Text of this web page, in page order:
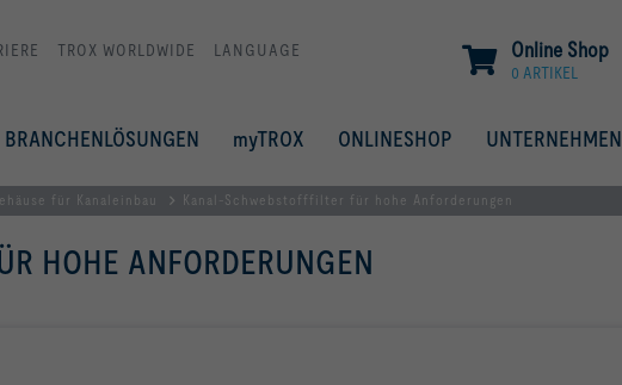
TROX WORLDWIDE LANGUAGE Online Shop
0 ARTIKEL
BRANCHENLÖSUNGEN myTROX ONLINESHOP UNTERNEHMEN
für Kanaleinbau Kanal-Schwebstofffilter für hohe Anforderungen
HOHE ANFORDERUNGEN